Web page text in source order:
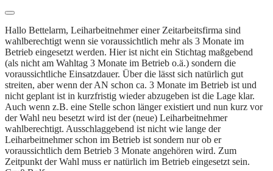
Hallo Bettelarm, Leiharbeitnehmer einer Zeitarbeitsfirma sind
wahlberechtigt wenn sie voraussichtlich mehr als 3 Monate im
Betrieb eingesetzt werden. Hier ist nicht ein Stichtag maßgebend
(als nicht am Wahltag 3 Monate im Betrieb o.ä.) sondern die
voraussichtliche Einsatzdauer. Über die lässt sich natürlich gut
streiten, aber wenn der AN schon ca. 3 Monate im Betrieb ist und
nicht geplant ist in kurzfristig wieder abzugeben ist die Lage klar.
Auch wenn z.B. eine Stelle schon länger existiert und nun kurz vor
der Wahl neu besetzt wird ist der (neue) Leiharbeitnehmer
wahlberechtigt. Ausschlaggebend ist nicht wie lange der
Leiharbeitnehmer schon im Betrieb ist sondern nur ob er
voraussichtlich dem Betrieb 3 Monate angehören wird. Zum
Zeitpunkt der Wahl muss er natürlich im Betrieb eingesetzt sein.